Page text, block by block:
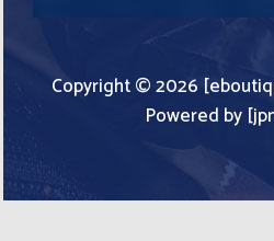
Copyright © 2026
Powered by